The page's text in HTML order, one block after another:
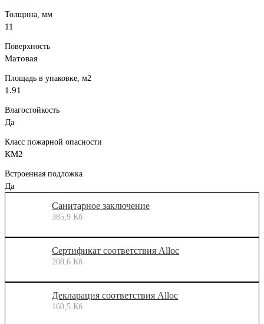
Толщина, мм
11
Поверхность
Матовая
Площадь в упаковке, м2
1.91
Влагостойкость
Да
Класс пожарной опасности
КМ2
Встроенная подложка
Да
Санитарное заключение
385,9 Кб
Сертификат соответствия Alloc
208,6 Кб
Декларация соответствия Alloc
160,5 Кб